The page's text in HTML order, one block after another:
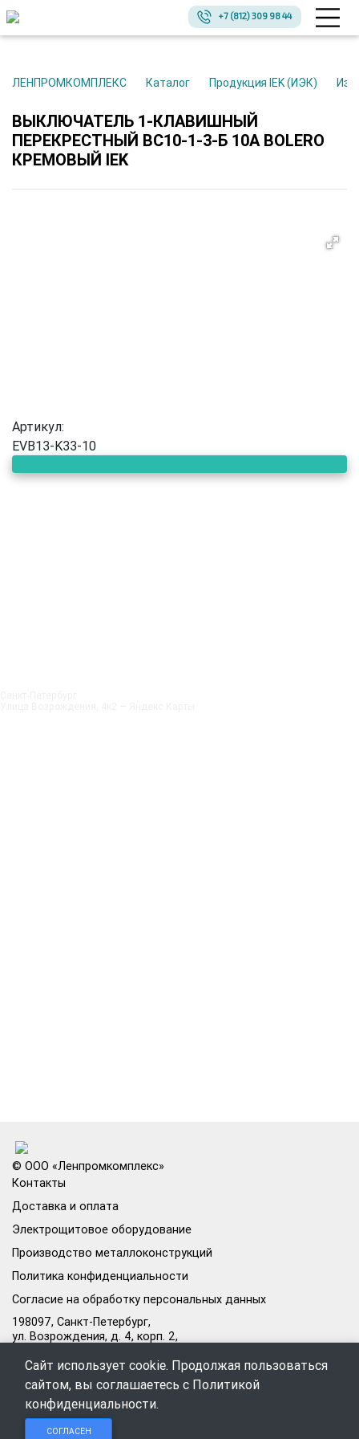
+7 (812) 309 98 44
ЛЕНПРОМКОМПЛЕКС Каталог Продукция IEK (ИЭК)
ВЫКЛЮЧАТЕЛЬ 1-КЛАВИШНЫЙ
ПЕРЕКРЕСТНЫЙ ВС10-1-3-Б 10А BOLERO
КРЕМОВЫЙ IEK
Артикул:
EVB13-K33-10
© ООО «Ленпромкомплекс»
Контакты
Доставка и оплата
Электрощитовое оборудование
Производство металлоконструкций
Политика конфиденциальности
Согласие на обработку персональных данных
198097, Санкт-Петербург,
ул. Возрождения, д. 4, корп. 2,
Режим работы офиса:
Пн–Пт: 09:00–18:00
+7 (812) 309-98-44
Сайт использует cookie. Продолжая пользоваться
сайтом, вы соглашаетесь с Политикой
конфиденциальности.
СОГЛАСЕН